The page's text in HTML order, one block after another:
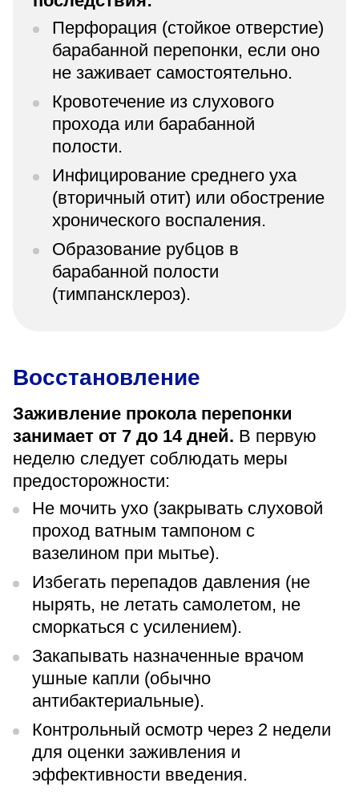
Перфорация (стойкое отверстие)
барабанной перепонки, если оно
не заживает самостоятельно.
Кровотечение из слухового
прохода или барабанной
полости.
Инфицирование среднего уха
(вторичный отит) или обострение
хронического воспаления.
Образование рубцов в
барабанной полости
(тимпансклероз).
Восстановление
Заживление прокола перепонки
занимает от 7 до 14 дней. В первую
неделю следует соблюдать меры
предосторожности:
Не мочить ухо (закрывать слуховой
проход ватным тампоном с
вазелином при мытье).
Избегать перепадов давления (не
нырять, не летать самолетом, не
сморкаться с усилением).
Закапывать назначенные врачом
ушные капли (обычно
антибактериальные).
Контрольный осмотр через 2 недели
для оценки заживления и
эффективности введения.